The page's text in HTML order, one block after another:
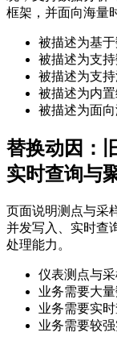
框架，并面向海量
被描述为基于
被描述为支持
被描述为支持
被描述为内
被描述为面
替换动因：
实时查询与
页面说明测点与采
并发写入、实时查
处理能力。
仪表测点与
业务需要大量
业务需要实
业务需要较